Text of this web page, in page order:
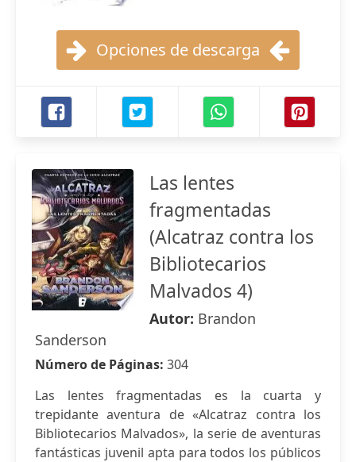
Opciones de descarga
Las lentes
fragmentadas
(Alcatraz contra los
Bibliotecarios
Malvados 4)
Autor: Brandon
Sanderson
Número de Páginas: 304
Las lentes fragmentadas es la cuarta y
trepidante aventura de «Alcatraz contra los
Bibliotecarios Malvados», la serie de aventuras
fantásticas juvenil apta para todos los públicos